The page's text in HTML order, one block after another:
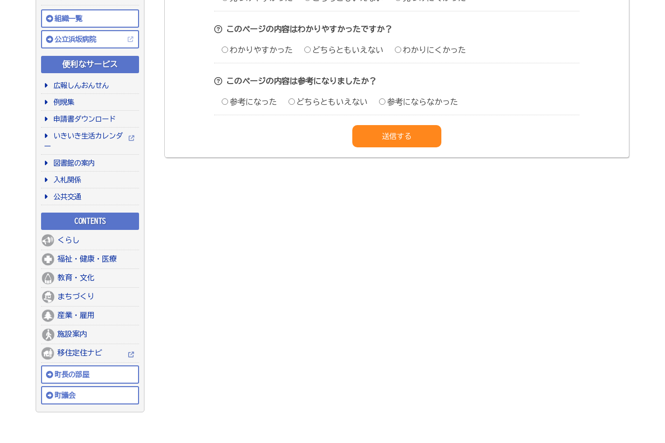
組織一覧
公立浜坂病院
便利なサービス
広報しんおんせん
例規集
申請書ダウンロード
いきいき生活カレンダ
ー
図書館の案内
入札関係
公共交通
CONTENTS
くらし
福祉・健康・医療
教育・文化
まちづくり
産業・雇用
施設案内
移住定住ナビ
町長の部屋
町議会
このページの内容はわかりやすかったですか？
わかりやすかった どちらともいえない わかりにくかった
このページの内容は参考になりましたか？
参考になった どちらともいえない 参考にならなかった